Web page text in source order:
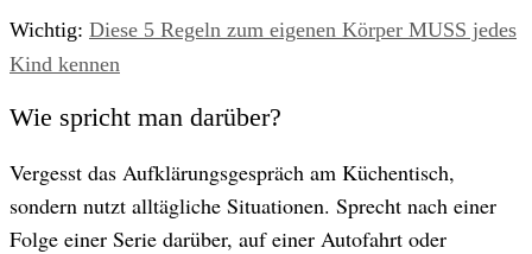
Wichtig: Diese 5 Regeln zum eigenen Körper MUSS jedes
Kind kennen
Wie spricht man darüber?
Vergesst das Aufklärungsgespräch am Küchentisch,
sondern nutzt alltägliche Situationen. Sprecht nach einer
Folge einer Serie darüber, auf einer Autofahrt oder